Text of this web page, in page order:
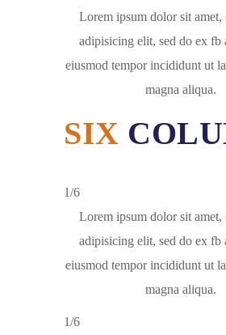
Lorem ipsum dolor sit amet,
adipisicing elit, sed do ex fb
eiusmod tempor incididunt ut
magna aliqua.
SIX
1/6
Lorem ipsum dolor sit amet,
adipisicing elit, sed do ex fb
eiusmod tempor incididunt ut
magna aliqua.
1/6